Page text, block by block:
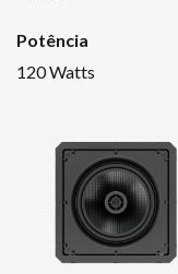
Potência
120 Watts